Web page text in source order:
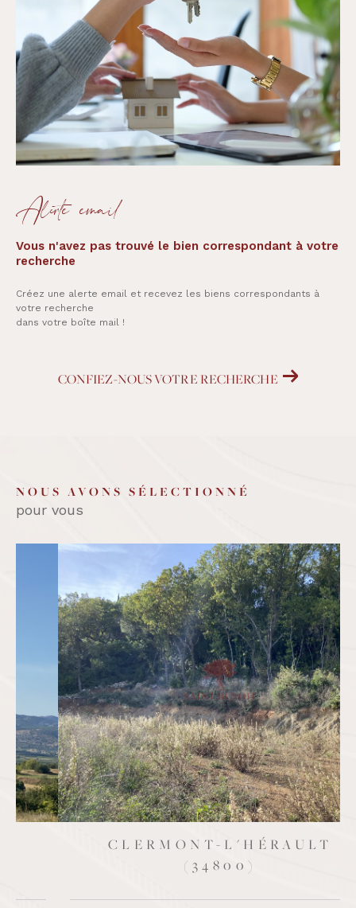
Alerte email
Vous n'avez pas trouvé le bien correspondant à votre
recherche
Créez une alerte email et recevez les biens correspondants à
votre recherche
dans votre boîte mail !
CONFIEZ-NOUS VOTRE RECHERCHE
NOUS AVONS SÉLECTIONNÉ
pour vous
CLERMONT-L'HÉRAULT
(34800)